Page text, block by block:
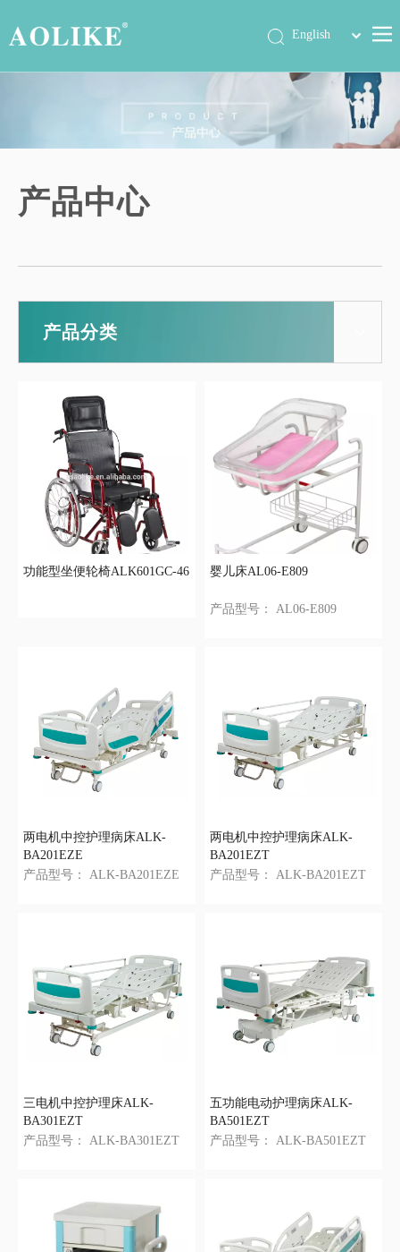
公司动态
展会信息
简体中文
产品中心
产品分类
功能型坐便轮椅ALK601GC-46 婴儿床AL06-E809
产品型号： AL06-E809
两电机中控护理病床ALK-
BA201EZE
产品型号：
ALK-BA201EZE
两电机中控护理病床ALK-
BA201EZT
产品型号：
ALK-BA201EZT
三电机中控护理床ALK-
BA301EZT
产品型号：
ALK-BA301EZT
五功能电动护理病床ALK-
BA501EZT
产品型号：
ALK-BA501EZT